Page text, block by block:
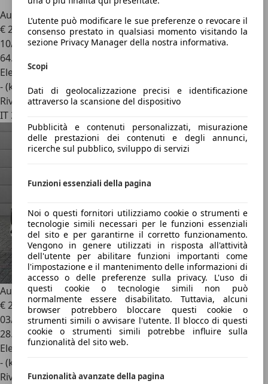
L’utente può modificare le sue preferenze o revocare il
consenso prestato in qualsiasi momento visitando la
sezione Privacy Manager della nostra informativa.
Scopi
Dati di geolocalizzazione precisi e identificazione
attraverso la scansione del dispositivo
Pubblicità e contenuti personalizzati, misurazione
delle prestazioni dei contenuti e degli annunci,
ricerche sul pubblico, sviluppo di servizi
Funzioni essenziali della pagina
Noi o questi fornitori utilizziamo cookie o strumenti e
tecnologie simili necessari per le funzioni essenziali
del sito e per garantirne il corretto funzionamento.
Vengono in genere utilizzati in risposta all'attività
dell'utente per abilitare funzioni importanti come
l'impostazione e il mantenimento delle informazioni di
accesso o delle preferenze sulla privacy. L'uso di
questi cookie o tecnologie simili non può
normalmente essere disabilitato. Tuttavia, alcuni
browser potrebbero bloccare questi cookie o
strumenti simili o avvisare l'utente. Il blocco di questi
cookie o strumenti simili potrebbe influire sulla
funzionalità del sito web.
Funzionalità avanzate della pagina
Audi Q4 e-tron
35 e-tron Business Advanced
€ 24.9001
10/2021
64.870 km
Elettrica
- (kWh/100 km)
Rivenditore
IT 37068
Audi Q4 e-tronQ4 Sportback e-tron 35 Business Advanced
€ 29.500
03/2022
28.762 km
Elettrica
- (kWh/100 km)
Rivenditore